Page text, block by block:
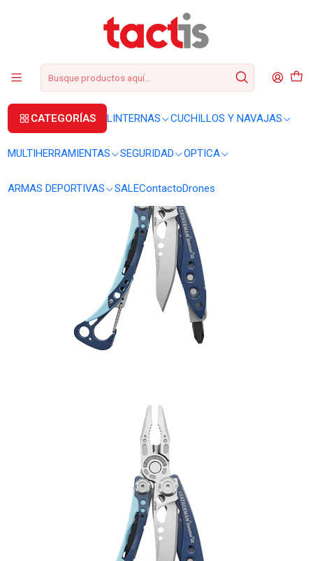
CATEGORÍAS LINTERNAS CUCHILLOS Y NAVAJAS
MULTIHERRAMIENTAS SEGURIDAD OPTICA
ARMAS DEPORTIVAS SALEContactoDrones
+56 2 3224 9572 +569 62369815
MULTIHERRAMIENTAS
MULTIHERRAMIENTAS
Multiherramienta Leatherman Skeletool CX Nightshade #833127